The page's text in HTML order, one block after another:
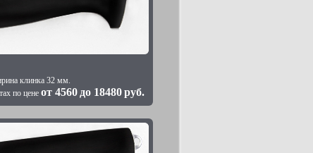
клинка 32 мм.
по цене от 4560 до 18480руб.